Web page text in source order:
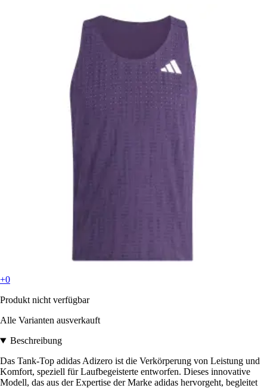
+0
Produkt nicht verfügbar
Alle Varianten ausverkauft
Beschreibung
Das Tank-Top adidas Adizero ist die Verkörperung von Leistung und
Komfort, speziell für Laufbegeisterte entworfen. Dieses innovative
Modell, das aus der Expertise der Marke adidas hervorgeht, begleitet